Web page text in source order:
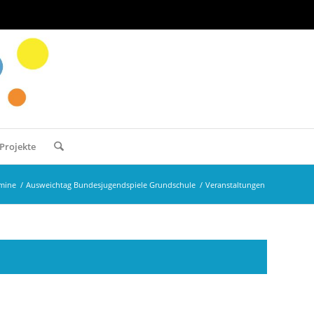
Projekte
/ Ausweichtag Bundesjugendspiele Grundschule / Veranstaltungen